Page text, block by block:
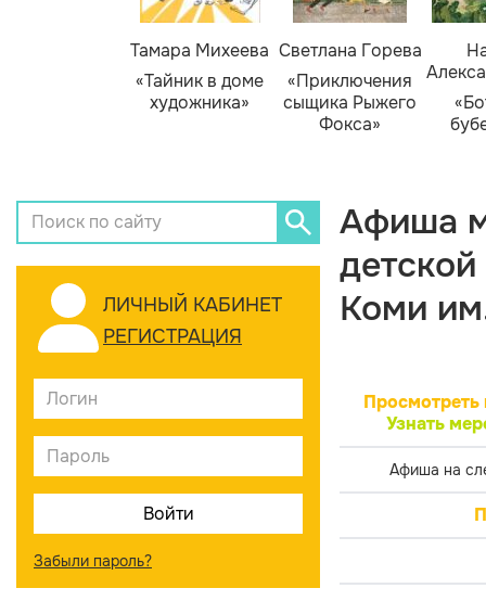
Тамара Михеева
«Тайник в доме
художника»
Светлана Горева
«Приключения
сыщика Рыжего
Фокса»
ЛИЧНЫЙ КАБИНЕТ
РЕГИСТРАЦИЯ
Забыли пароль?
Афиша
Коми
Просмотреть
Узнать
Афиша на